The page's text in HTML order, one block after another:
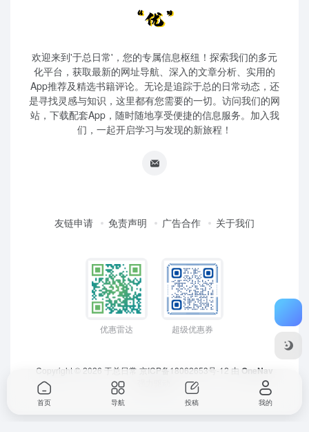
欢迎来到'于总日常'，您的专属信息枢纽！探索我们的多元
化平台，获取最新的网址导航、深入的文章分析、实用的
App推荐及精选书籍评论。无论是追踪于总的日常动态，还
是寻找灵感与知识，这里都有您需要的一切。访问我们的网
站，下载配套App，随时随地享受便捷的信息服务。加入我
们，一起开启学习与发现的新旅程！
友链申请 免责声明 广告合作 关于我们
优惠雷达 超级优惠券
Copyright © 2026 于总日常 京ICP备18062653号-12 由 OneNav
首页 导航 投稿 我的